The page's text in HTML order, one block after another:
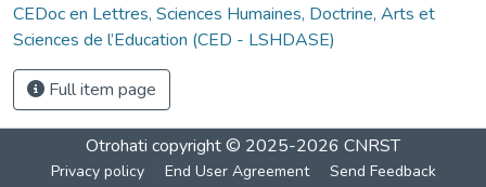
CEDoc en Lettres, Sciences Humaines, Doctrine, Arts et
Sciences de l’Education (CED - LSHDASE)
Full item page
Otrohati copyright © 2025-2026 CNRST
Privacy policy End User Agreement Send Feedback